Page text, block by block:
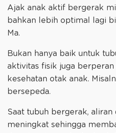
Ajak anak aktif bergerak
bahkan lebih optimal lagi
Ma.
Bukan hanya baik untuk
aktivitas fisik juga
kesehatan otak anak.
bersepeda.
Saat tubuh bergerak, aliran
meningkat sehingga